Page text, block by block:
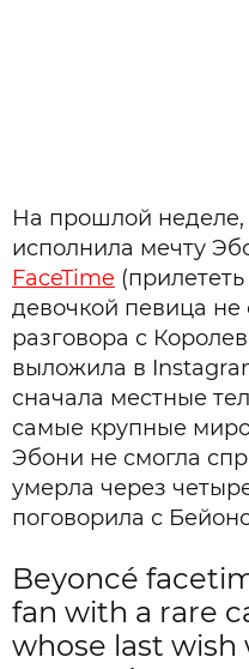
На прошлой неделе,
исполнила мечту
FaceTime
девочкой певица не
разговора с
выложила в
сначала местные
самые крупные
Эбони не смогла
умерла через
поговорила с
Beyoncé
fan with a rare
whose last wish